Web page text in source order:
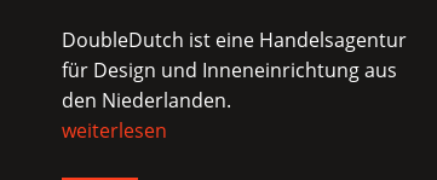
DoubleDutch ist eine Handelsagentur
für Design und Inneneinrichtung aus
den Niederlanden.
weiterlesen